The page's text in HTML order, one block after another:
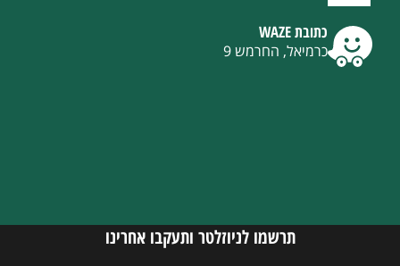
כתובת WAZE
כרמיאל, החרמש 9
תרשמו לניוזלטר ותעקבו אחרינו